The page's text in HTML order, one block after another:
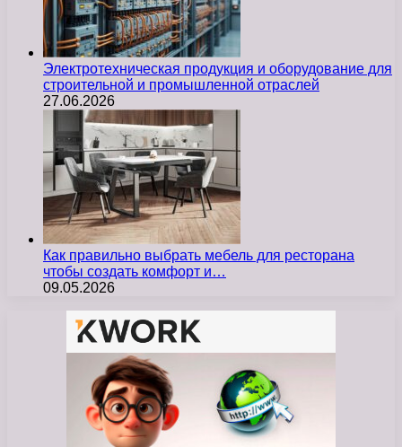
Электротехническая продукция и оборудование для
строительной и промышленной отраслей
27.06.2026
Как правильно выбрать мебель для ресторана
чтобы создать комфорт и…
09.05.2026